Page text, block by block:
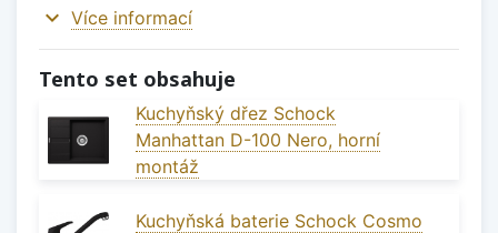
expand_more Více informací
Tento set obsahuje
Kuchyňský dřez Schock
Manhattan D-100 Nero, horní
montáž
Kuchyňská baterie Schock Cosmo